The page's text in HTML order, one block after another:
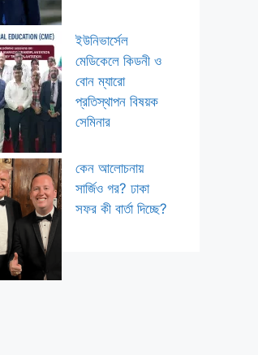
ইউনিভার্সেল
মেডিকেলে কিডনী ও
বোন ম্যারো
প্রতিস্থাপন বিষয়ক
সেমিনার
কেন আলোচনায়
সার্জিও গর? ঢাকা
সফর কী বার্তা দিচ্ছে?